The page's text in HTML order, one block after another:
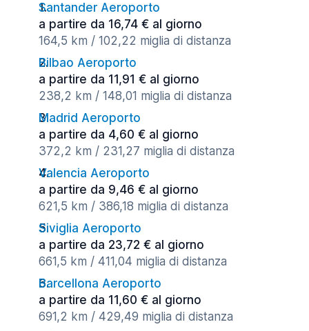
Santander Aeroporto
a partire da 16,74 € al giorno
164,5 km / 102,22 miglia di distanza
Bilbao Aeroporto
a partire da 11,91 € al giorno
238,2 km / 148,01 miglia di distanza
Madrid Aeroporto
a partire da 4,60 € al giorno
372,2 km / 231,27 miglia di distanza
Valencia Aeroporto
a partire da 9,46 € al giorno
621,5 km / 386,18 miglia di distanza
Siviglia Aeroporto
a partire da 23,72 € al giorno
661,5 km / 411,04 miglia di distanza
Barcellona Aeroporto
a partire da 11,60 € al giorno
691,2 km / 429,49 miglia di distanza